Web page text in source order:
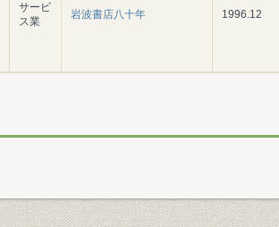
サービ
ス業
岩波書店八十年 1996.12